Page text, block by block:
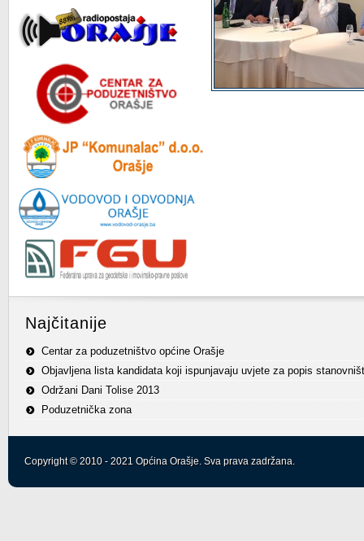
Najčitanije
Centar za poduzetništvo općine Orašje
Objavljena lista kandidata koji ispunjavaju uvjete za popis
Održani Dani Tolise 2013
Poduzetnička zona
Copyright © 2010 - 2021 Općina Orašje. Sva prava zadržana.